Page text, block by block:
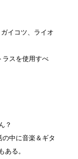
イコツ、ライオ
ラスを使用すべ
？
中に音楽＆ギタ
ある。